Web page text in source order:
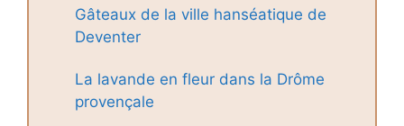
Gâteaux de la ville hanséatique de
Deventer
La lavande en fleur dans la Drôme
provençale